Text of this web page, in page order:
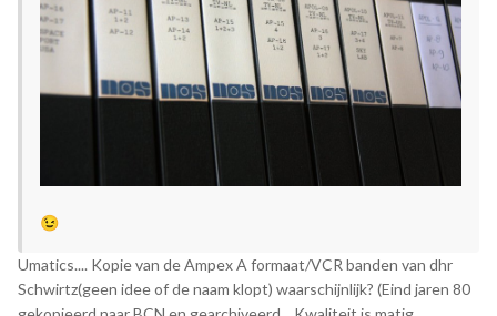
😉
Umatics.... Kopie van de Ampex A formaat/VCR banden van dhr
Schwirtz(geen idee of de naam klopt) waarschijnlijk? (Eind jaren 80